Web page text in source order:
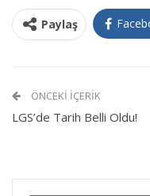
Paylaş
ÖNCEKI İÇERIK
LGS’de Tarih Belli Oldu!